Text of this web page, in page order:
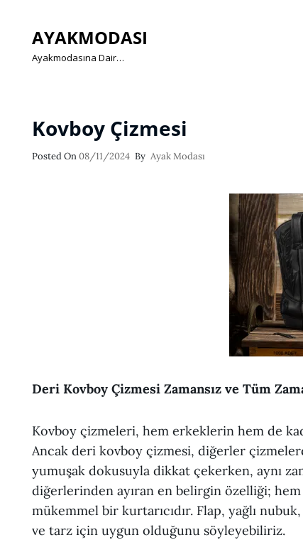
AYAKMODASI
Ayakmodasına Dair…
Kovboy Çizmesi
Posted OnPosted
08/11/2024 By Ayak Modası
Deri Kovboy Çizmesi Zamansız ve Tüm
Kovboy çizmeleri, hem erkeklerin hem de
Ancak deri kovboy çizmesi, diğerler
yumuşak dokusuyla dikkat çekerken, aynı
diğerlerinden ayıran en belirgin özelliği;
mükemmel bir kurtarıcıdır. Flap, yağlı
ve tarz için uygun olduğunu söyleyebiliriz.